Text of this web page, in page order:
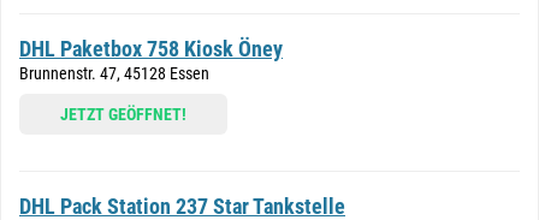
DHL Paketbox 758 Kiosk Öney
Brunnenstr. 47, 45128 Essen
JETZT GEÖFFNET!
DHL Pack Station 237 Star Tankstelle